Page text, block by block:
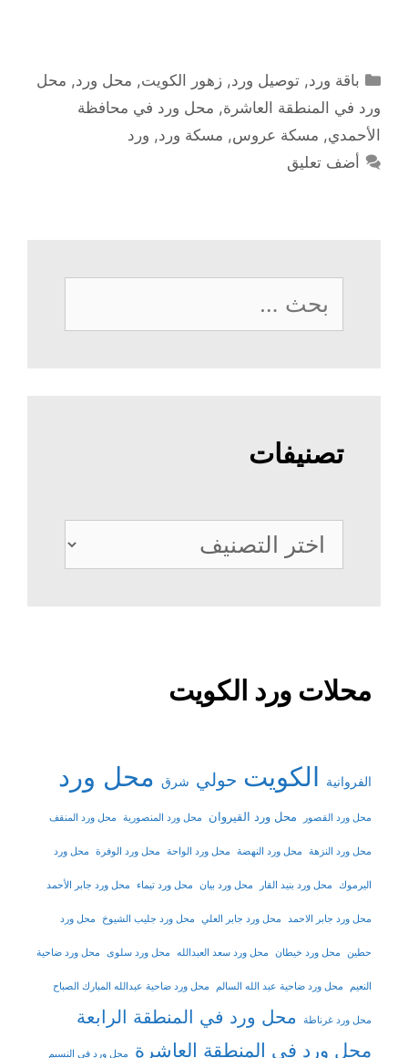
التصنيفات
باقة ورد,توصيل ورد,زهور الكويت, محل ورد, محل
ورد في المنطقة العاشرة, محل ورد في محافظة
الأحمدي, مسكة عروس, مسكة ورد, ورد
أضف تعليق
عن:
تصنيفات
تصنيفات
محلات ورد الكويت
الفروانية الكويت حولي شرق محل ورد
محل ورد القصور محل ورد القيروان محل ورد المنصورية محل ورد المنقف
محل ورد النزهة محل ورد النهضة محل ورد الواحة محل ورد الوفرة محل ورد
اليرموك محل ورد بنيد القار محل ورد بيان محل ورد تيماء محل ورد جابر الأحمد
محل ورد جابر الاحمد محل ورد جابر العلي محل ورد جليب الشيوخ محل ورد
حطين محل ورد خيطان محل ورد سعد العبدالله محل ورد سلوى محل ورد ضاحية
النعيم محل ورد ضاحية عبد الله السالم محل ورد ضاحية عبدالله المبارك الصباح
محل ورد غرناطة
محل ورد في المنطقة الرابعة
محل ورد في المنطقة العاشرة
محل ورد في النسيم